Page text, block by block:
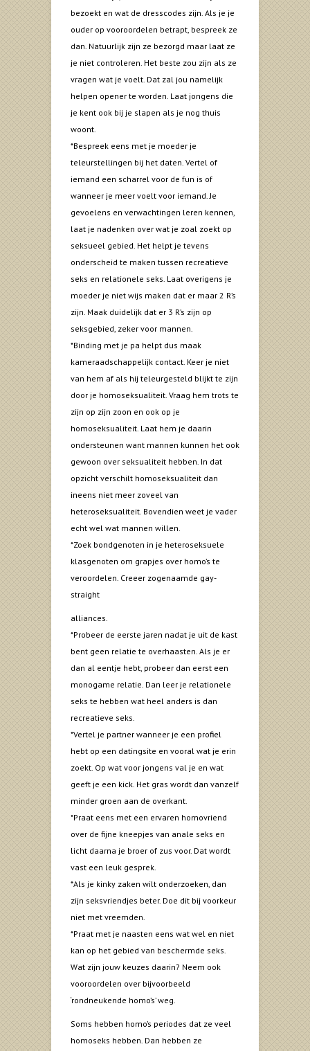
bezoekt en wat de dresscodes zijn. Als je je
ouder op vooroordelen betrapt, bespreek ze
dan. Natuurlijk zijn ze bezorgd maar laat ze
je niet controleren. Het beste zou zijn als ze
vragen wat je voelt. Dat zal jou namelijk
helpen opener te worden. Laat jongens die
je kent ook bij je slapen als je nog thuis
woont.
*Bespreek eens met je moeder je
teleurstellingen bij het daten. Vertel of
iemand een scharrel voor de fun is of
wanneer je meer voelt voor iemand. Je
gevoelens en verwachtingen leren kennen,
laat je nadenken over wat je zoal zoekt op
seksueel gebied. Het helpt je tevens
onderscheid te maken tussen recreatieve
seks en relationele seks. Laat overigens je
moeder je niet wijs maken dat er maar 2 R’s
zijn. Maak duidelijk dat er 3 R’s zijn op
seksgebied, zeker voor mannen.
*Binding met je pa helpt dus maak
kameraadschappelijk contact. Keer je niet
van hem af als hij teleurgesteld blijkt te zijn
door je homoseksualiteit. Vraag hem trots te
zijn op zijn zoon en ook op je
homoseksualiteit. Laat hem je daarin
ondersteunen want mannen kunnen het ook
gewoon over seksualiteit hebben. In dat
opzicht verschilt homoseksualiteit dan
ineens niet meer zoveel van
heteroseksualiteit. Bovendien weet je vader
echt wel wat mannen willen.
*Zoek bondgenoten in je heteroseksuele
klasgenoten om grapjes over homo’s te
veroordelen. Creeer zogenaamde gay-
straight
alliances.
*Probeer de eerste jaren nadat je uit de kast
bent geen relatie te overhaasten. Als je er
dan al eentje hebt, probeer dan eerst een
monogame relatie. Dan leer je relationele
seks te hebben wat heel anders is dan
recreatieve seks.
*Vertel je partner wanneer je een profiel
hebt op een datingsite en vooral wat je erin
zoekt. Op wat voor jongens val je en wat
geeft je een kick. Het gras wordt dan vanzelf
minder groen aan de overkant.
*Praat eens met een ervaren homovriend
over de fijne kneepjes van anale seks en
licht daarna je broer of zus voor. Dat wordt
vast een leuk gesprek.
*Als je kinky zaken wilt onderzoeken, dan
zijn seksvriendjes beter. Doe dit bij voorkeur
niet met vreemden.
*Praat met je naasten eens wat wel en niet
kan op het gebied van beschermde seks.
Wat zijn jouw keuzes daarin? Neem ook
vooroordelen over bijvoorbeeld
‘rondneukende homo’s’ weg.
Soms hebben homo’s periodes dat ze veel
homoseks hebben. Dan hebben ze